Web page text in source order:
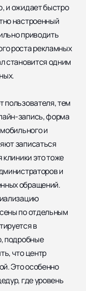
и ожидает быстро
настроенный
приводить
роста рекламных
становится одним
пользователя, тем
запись, форма
и
записаться
клиники это тоже
и
обращений.
по отдельным
в
подробные
что центр
Это особенно
где уровень